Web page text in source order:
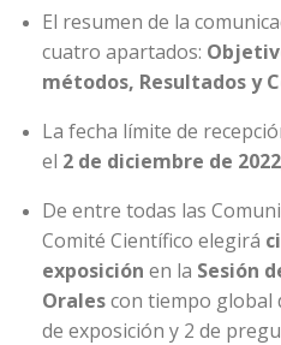
El resumen de la
cuatro apartados:
métodos, Resultados y
La fecha límite de
el 2 de diciembre de
De entre todas las
Comité Científico elegirá
exposición en la Sesión
Oralescon tiempo global
de exposición y 2 de